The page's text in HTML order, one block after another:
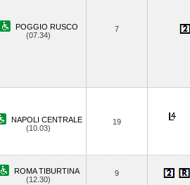
POGGIO RUSCO
(07.34)
7
NAPOLI CENTRALE
(10.03)
19
ROMA TIBURTINA
(12.30)
9